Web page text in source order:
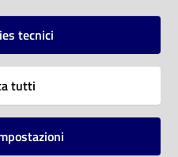
tecnici
tutti